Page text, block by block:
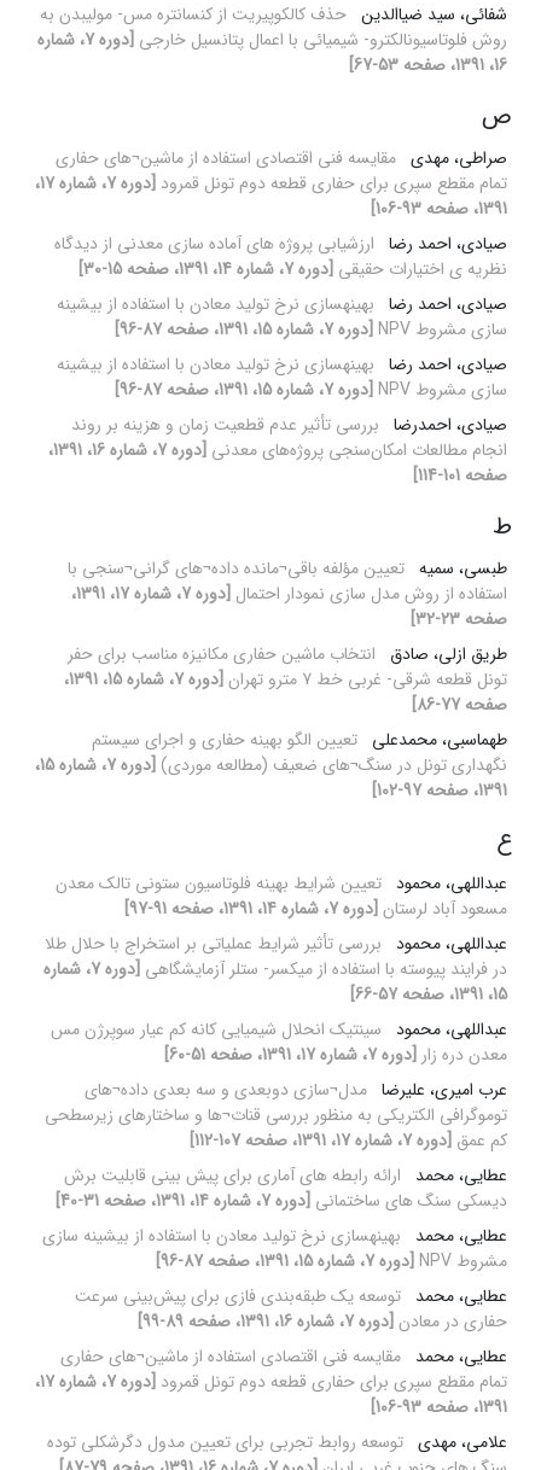
شفائی، سید ضیاالدین حذف کالکوپیریت از کنسانتره مس- مولیبدن به
روش فلوتاسیونالکترو- شیمیائی با اعمال پتانسیل خارجی
[دوره 7، شماره
16، 1391، صفحه 53-67]
ص
صراطی، مهدی مقایسه فنی اقتصادی استفاده از ماشین¬های حفاری
تمام مقطع سپری برای حفاری قطعه دوم تونل قمرود
[دوره 7، شماره 17،
1391، صفحه 93-106]
صیادی، احمد رضا ارزشیابی پروژه های آماده سازی معدنی از دیدگاه
نظریه ی اختیارات حقیقی [دوره 7، شماره 14، 1391، صفحه 15-30]
صیادی، احمد رضا بهینه‏سازی نرخ تولید معادن با استفاده از بیشینه
سازی مشروط NPV
[دوره 7، شماره 15، 1391، صفحه 87-96]
صیادی، احمد رضا بهینه‏سازی نرخ تولید معادن با استفاده از بیشینه
سازی مشروط NPV
[دوره 7، شماره 15، 1391، صفحه 87-96]
صیادی، احمدرضا بررسی تأثیر عدم قطعیت‌ زمان و هزینه بر روند
انجام مطالعات امکان‌سنجی پروژه‌های معدنی
[دوره 7، شماره 16، 1391،
صفحه 101-114]
ط
طبسی، سمیه تعیین مؤلفه باقی¬مانده داده¬های گرانی¬سنجی با
استفاده از روش مدل سازی نمودار احتمال
[دوره 7، شماره 17، 1391،
صفحه 23-32]
طریق ازلی، صادق
انتخاب ماشین حفاری مکانیزه مناسب برای حفر
تونل قطعه شرقی- غربی خط 7 مترو تهران
[دوره 7، شماره 15، 1391،
صفحه 77-86]
طهماسبی، محمدعلی تعیین الگو بهینه حفاری و اجرای سیستم
نگهداری تونل در سنگ¬های ضعیف (مطالعه موردی)
[دوره 7، شماره 15،
1391، صفحه 97-102]
ع
عبداللهی، محمود تعیین شرایط بهینه فلوتاسیون ستونی تالک معدن
مسعود آباد لرستان [دوره 7، شماره 14، 1391، صفحه 91-97]
عبداللهی، محمود بررسی تأثیر شرایط عملیاتی بر استخراج با حلال طلا
در فرایند پیوسته با استفاده از میکسر- ستلر آزمایشگاهی
[دوره 7، شماره
15، 1391، صفحه 57-66]
عبداللهی، محمود سینتیک انحلال شیمیایی کانه کم عیار سوپرژن مس
معدن دره زار [دوره 7، شماره 17، 1391، صفحه 51-60]
عرب امیری، علیرضا مدل¬سازی دوبعدی و سه بعدی داده¬های
توموگرافی الکتریکی به منظور بررسی قنات¬ها و ساختارهای زیرسطحی
کم عمق [دوره 7، شماره 17، 1391، صفحه 107-112]
عطایی، محمد
ارائه رابطه های آماری برای پیش بینی قابلیت برش
دیسکی سنگ های ساختمانی [دوره 7، شماره 14، 1391، صفحه 31-40]
عطایی، محمد
بهینه‏سازی نرخ تولید معادن با استفاده از بیشینه سازی
مشروط NPV
[دوره 7، شماره 15، 1391، صفحه 87-96]
عطایی، محمد توسعه یک طبقه‌بندی فازی برای پیش‌بینی سرعت
حفاری در معادن [دوره 7، شماره 16، 1391، صفحه 89-99]
عطایی، محمد مقایسه فنی اقتصادی استفاده از ماشین¬های حفاری
تمام مقطع سپری برای حفاری قطعه دوم تونل قمرود
[دوره 7، شماره 17،
1391، صفحه 93-106]
علامی، مهدی توسعه روابط تجربی برای تعیین مدول دگرشکلی توده